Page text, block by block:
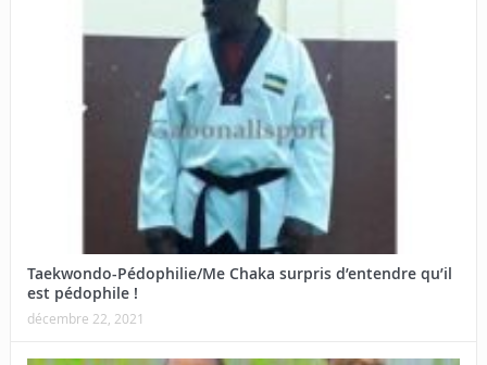
Taekwondo-Pédophilie/Me Chaka surpris d’entendre qu’il
est pédophile !
décembre 22, 2021